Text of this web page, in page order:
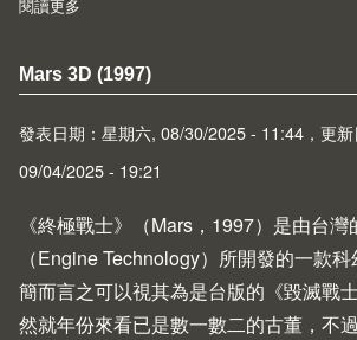
閱讀更多
Mars 3D (1997)
發表日期：星期六, 08/30/2025 - 11:44，更
09/04/2025 - 19:21
《終極戰士》（Mars，1997）是由台
（Engine Technology）所開發的一款科
簡而言之可以視其為是台版的《毀滅戰
然就年份來看已是數一數二的古董，不